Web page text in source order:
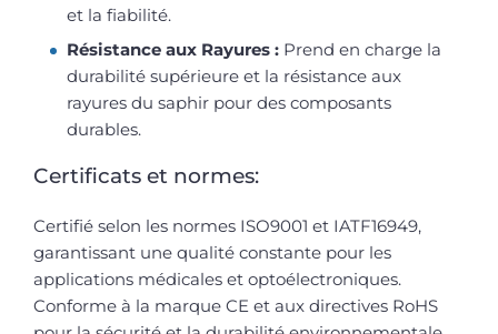
et la fiabilité.
Résistance aux Rayures : Prend en charge la
durabilité supérieure et la résistance aux
rayures du saphir pour des composants
durables.
Certificats et normes:
Certifié selon les normes ISO9001 et IATF16949,
garantissant une qualité constante pour les
applications médicales et optoélectroniques.
Conforme à la marque CE et aux directives RoHS